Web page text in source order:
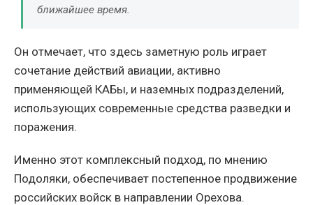
ближайшее время.
Он отмечает, что здесь заметную роль играет
сочетание действий авиации, активно
применяющей КАБы, и наземных подразделений,
использующих современные средства разведки и
поражения.
Именно этот комплексный подход, по мнению
Подоляки, обеспечивает постепенное продвижение
российских войск в направлении Орехова.